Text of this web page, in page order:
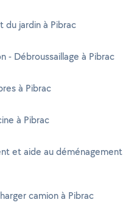
du jardin à Pibrac
- Débroussaillage à Pibrac
à Pibrac
à Pibrac
et aide au
camion à Pibrac